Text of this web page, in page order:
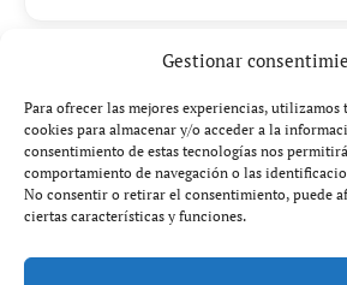
Gestionar
Para ofrecer las mejores experiencias, utilizamos
cookies para almacenar y/o acceder a la
consentimiento de estas tecnologías nos
comportamiento de navegación o las
No consentir o retirar el consentimiento, puede
ciertas características y funciones.